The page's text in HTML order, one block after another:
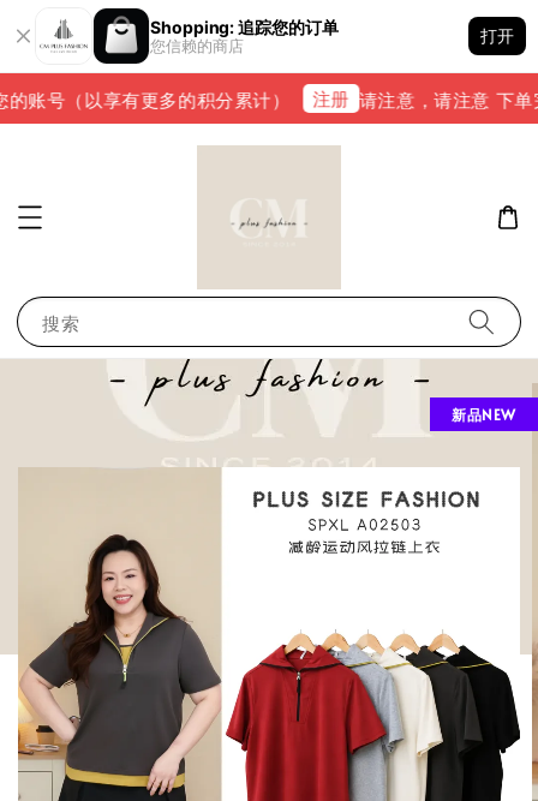
Shopping: 追踪您的订单
您信赖的商店
打开
号（以享有更多的积分累计） 注册 请注意，请注意 下单完
搜索
新品NEW